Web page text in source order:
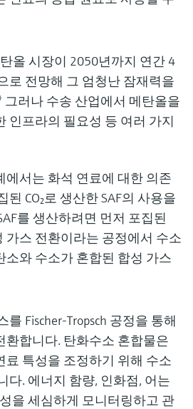
올 시장이 2050년까지 연간 4
로 전망해 그 엄청난 잠재력을
그러나 수송 산업에서 메탄올을
인프라의 필요성 등 여러 가지
에서는 화석 연료에 대한 의존
CO₂로 생산한 SAF의 사용을
를 생산하려면 먼저 포집된
가스 전환이라는 공정에서 수소
소와 수소가 혼합된 합성 가스
Fischer-Tropsch 공정을 통해
환합니다. 탄화수소 혼합물은
료 특성을 조정하기 위해 수소
다. 에너지 함량, 인화점, 어는
을 세심하게 모니터링하고 관